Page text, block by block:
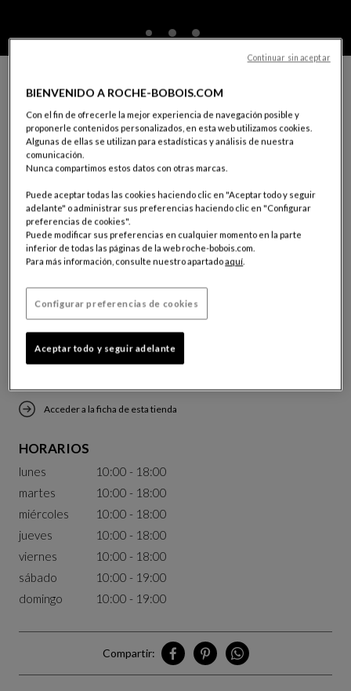
BOBOIS
Desea ser guiado en la elección de sus muebles, en la decoración de
su interior o en la realización de un proyecto.
Nuestros asesores decoradores están a su disposición.
Para poder darle la mejor acogida, complete el siguiente
SU TIENDA: CHENGDU
1116-1117, 1st Floor, Fusen Noble House
No. 18, Shenghe 2nd Road
Tel.: (+86)13458074384
Acceder a la ficha de esta tienda
HORARIOS
lunes
10:00 - 18:00
martes
10:00 - 18:00
miércoles
10:00 - 18:00
jueves
10:00 - 18:00
viernes
10:00 - 18:00
sábado
10:00 - 19:00
domingo
10:00 - 19:00
Compartir:
Compartir Chengdu en Facebook
Compartir Chengdu en
Compartir Chengdu en
BIENVENIDO A ROCHE-BOBOIS.COM
Con el fin de ofrecerle la mejor experiencia de navegación posible y
proponerle contenidos personalizados, en esta web utilizamos cookies.
Algunas de ellas se utilizan para estadísticas y análisis de nuestra
comunicación.
Nunca compartimos estos datos con otras marcas.
Puede aceptar todas las cookies haciendo clic en "Aceptar todo y seguir
adelante" o administrar sus preferencias haciendo clic en "Configurar
preferencias de cookies".
Puede modificar sus preferencias en cualquier momento en la parte
inferior de todas las páginas de la web roche-bobois.com.
Para más información, consulte nuestro apartadoaquí.
Configurar preferencias de cookies
Aceptar todo y seguir adelante
Continuar sin aceptar